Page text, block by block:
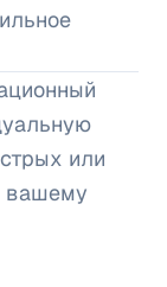
или
вашему